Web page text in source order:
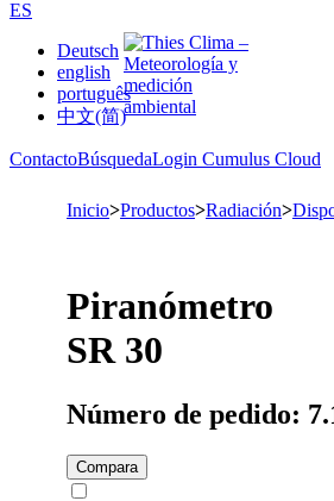
ES
Deutsch
english
português
中文(简)
ContactoBúsquedaLogin Cumulus Cloud
Inicio>Productos>Radiación>
Piranómetro
SR 30
Número de pedido:
Compara